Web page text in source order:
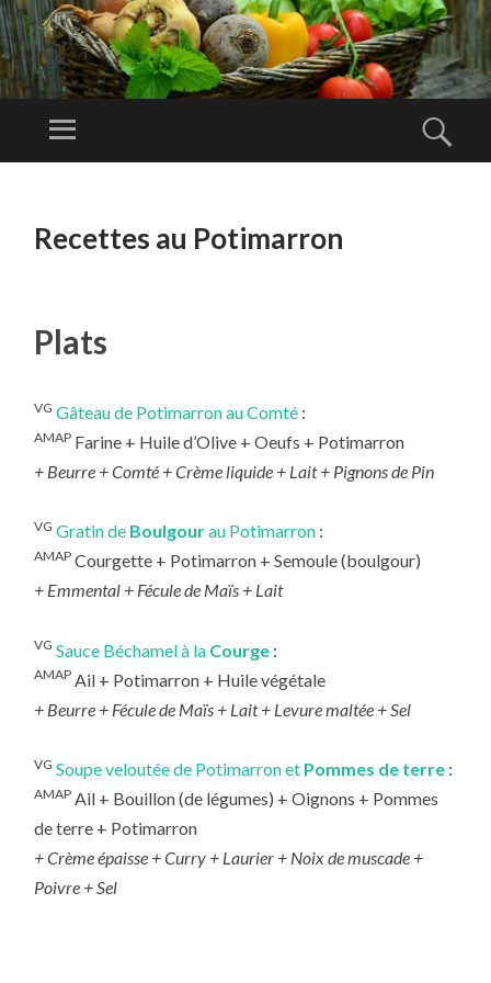
A
E
Amap de
Menu
CONTENURecettes au Potimarron
Plats
VG Gâteau de Potimarron au Comté :
AMAP Farine + Huile d’Olive + Oeufs + Potimarron
+ Beurre + Comté + Crème liquide + Lait + Pignons de Pin
VG Gratin de Boulgourau Potimarron :
AMAP Courgette + Potimarron + Semoule (boulgour)
+ Emmental + Fécule de Maïs + Lait
VG Sauce Béchamel à la Courge :
AMAP Ail + Potimarron + Huile végétale
+ Beurre + Fécule de Maïs + Lait + Levure maltée + Sel
VG Soupe veloutée de Potimarron et Pommes de terre :
AMAP Ail + Bouillon (de légumes) + Oignons + Pommes
de terre + Potimarron
+ Crème épaisse + Curry + Laurier + Noix de muscade +
Poivre + Sel